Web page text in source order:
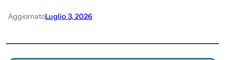
AggiornatoLuglio 3, 2026